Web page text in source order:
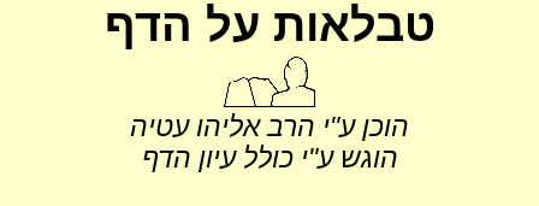
טבלאות על הדף
הוכן ע"י הרב אליהו עטיה
הוגש ע"י כולל עיון הדף